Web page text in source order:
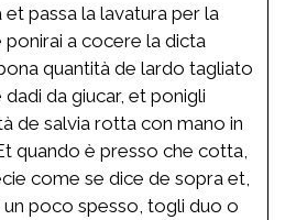
passa la lavatura per la
ponirai a cocere la dicta
quantità de lardo tagliato
da giucar, et ponigli
de salvia rotta con mano in
quando è presso che cotta,
come se dice de sopra et,
un poco spesso, togli duo o